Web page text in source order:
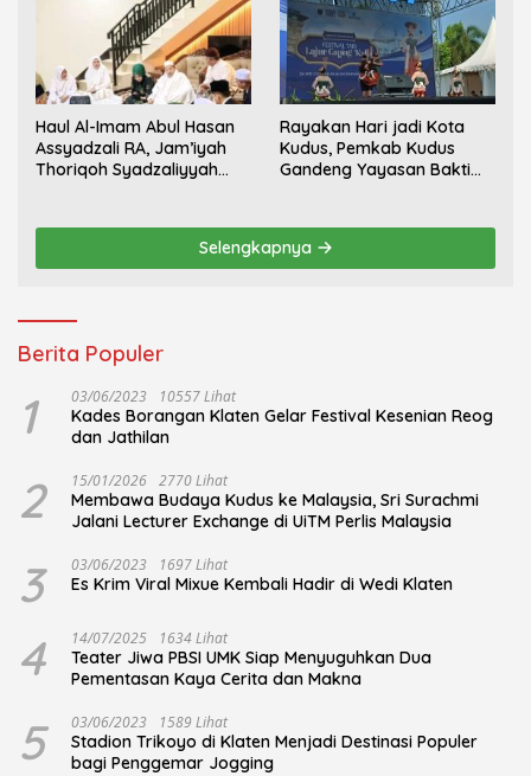
Haul Al-Imam Abul Hasan
Assyadzali RA, Jam’iyah
Thoriqoh Syadzaliyyah
Rayakan Hari jadi Kota
Kudus, Pemkab Kudus
Gandeng Yayasan Bakti
Selengkapnya
Berita Populer
1 03/06/2023 10557 Lihat
Kades Borangan Klaten Gelar Festival Kesenian Reog
dan Jathilan
2 15/01/2026 2770 Lihat
Membawa Budaya Kudus ke Malaysia, Sri Surachmi
Jalani Lecturer Exchange di UiTM Perlis Malaysia
3 03/06/2023 1697 Lihat
Es Krim Viral Mixue Kembali Hadir di Wedi Klaten
4 14/07/2025 1634 Lihat
Teater Jiwa PBSI UMK Siap Menyuguhkan Dua
Pementasan Kaya Cerita dan Makna
5 03/06/2023 1589 Lihat
Stadion Trikoyo di Klaten Menjadi Destinasi Populer
bagi Penggemar Jogging